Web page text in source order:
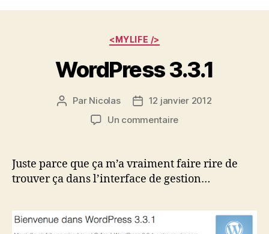
Catégories
<MYLIFE />
WordPress 3.3.1
Auteur
Par Nicolas
Date12 janvier 2012
Un commentairesur
Juste parce que ça m’a vraiment faire rire de
trouver ça dans l’interface de gestion…